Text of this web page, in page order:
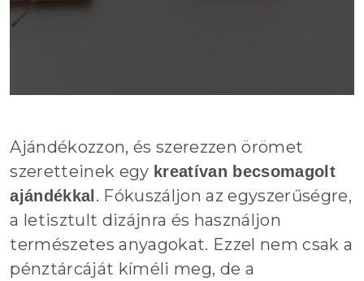
Ajándékozzon, és szerezzen örömet
szeretteinek egy kreatívan becsomagolt
ajándékkal . Fókuszáljon az egyszerűségre,
a letisztult dizájnra és használjon
természetes anyagokat. Ezzel nem csak a
pénztárcáját kíméli meg, de a